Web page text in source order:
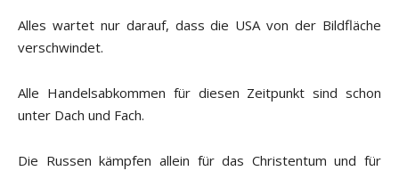
Alles wartet nur darauf, dass die USA von der Bildfläche
verschwindet.
Alle Handelsabkommen für diesen Zeitpunkt sind schon
unter Dach und Fach.
Die Russen kämpfen allein für das Christentum und für